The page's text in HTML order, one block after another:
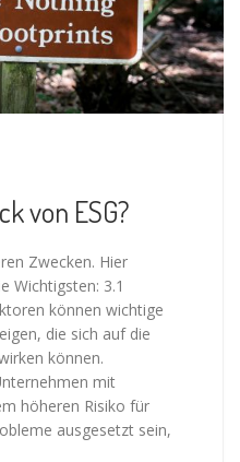
von ESG?
Zwecken. Hier
Wichtigsten: 3.1
können wichtige
die sich auf die
können.
mit
höheren Risiko für
ausgesetzt sein,